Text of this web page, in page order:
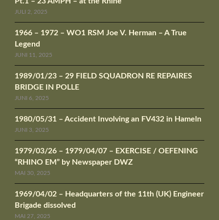
JULI 2, 2025
1966 – 1972 – WO1 RSM Joe V. Herman – A True
Legend
JUNI 11, 2025
1989/01/23 – 29 FIELD SQUADRON RE REPAIRES
BRIDGE IN POLLE
JUNI 6, 2025
1980/05/31 – Accident Involving an FV432 in Hameln
JUNI 3, 2025
1979/03/26 – 1979/04/07 – EXERCISE / OEFENING
“RHINO EM” by Newspaper DWZ
MAI 30, 2025
1969/04/02 – Headquarters of the 11th (UK) Engineer
Brigade dissolved
MAI 27, 2025